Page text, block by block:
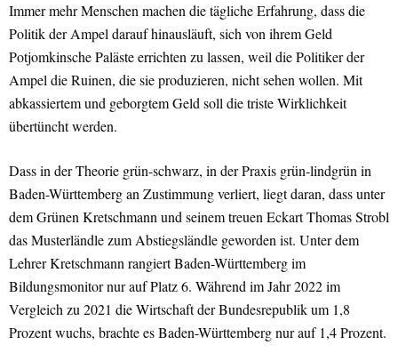
Immer mehr Menschen machen die tägliche Erfahrung, dass die
Politik der Ampel darauf hinausläuft, sich von ihrem Geld
Potjomkinsche Paläste errichten zu lassen, weil die Politiker der
Ampel die Ruinen, die sie produzieren, nicht sehen wollen. Mit
abkassiertem und geborgtem Geld soll die triste Wirklichkeit
übertüncht werden.
Dass in der Theorie grün-schwarz, in der Praxis grün-lindgrün in
Baden-Württemberg an Zustimmung verliert, liegt daran, dass unter
dem Grünen Kretschmann und seinem treuen Eckart Thomas Strobl
das Musterländle zum Abstiegsländle geworden ist. Unter dem
Lehrer Kretschmann rangiert Baden-Württemberg im
Bildungsmonitor nur auf Platz 6. Während im Jahr 2022 im
Vergleich zu 2021 die Wirtschaft der Bundesrepublik um 1,8
Prozent wuchs, brachte es Baden-Württemberg nur auf 1,4 Prozent.